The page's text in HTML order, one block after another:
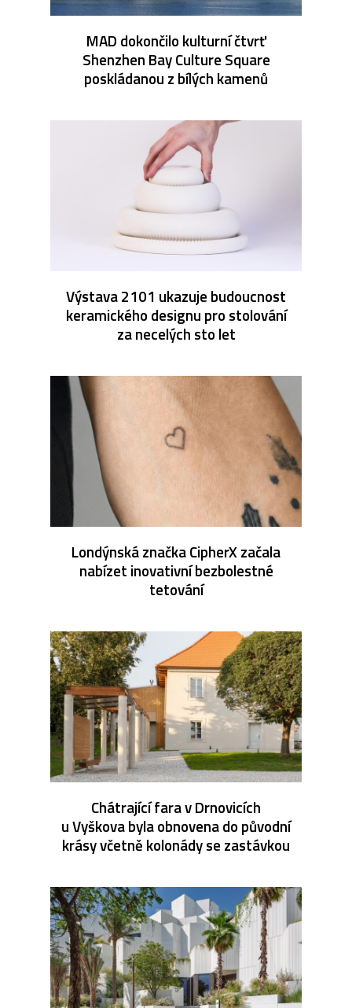
MAD dokončilo kulturní čtvrť
Shenzhen Bay Culture Square
poskládanou z bílých kamenů
Výstava 2101 ukazuje budoucnost
keramického designu pro stolování
za necelých sto let
Londýnská značka CipherX začala
nabízet inovativní bezbolestné
tetování
Chátrající fara v Drnovicích
u Vyškova byla obnovena do původní
krásy včetně kolonády se zastávkou